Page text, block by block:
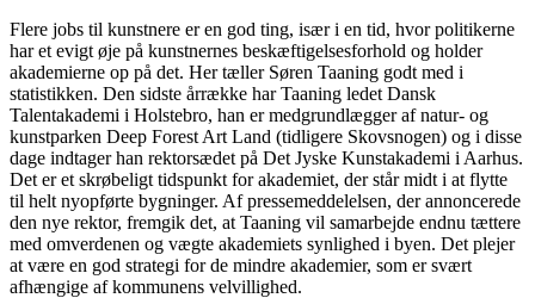
Flere jobs til kunstnere er en god ting, især i en tid, hvor politikerne
har et evigt øje på kunstnernes beskæftigelsesforhold og holder
akademierne op på det. Her tæller Søren Taaning godt med i
statistikken. Den sidste årrække har Taaning ledet Dansk
Talentakademi i Holstebro, han er medgrundlægger af natur- og
kunstparken Deep Forest Art Land (tidligere Skovsnogen) og i disse
dage indtager han rektorsædet på Det Jyske Kunstakademi i Aarhus.
Det er et skrøbeligt tidspunkt for akademiet, der står midt i at flytte
til helt nyopførte bygninger. Af pressemeddelelsen, der annoncerede
den nye rektor, fremgik det, at Taaning vil samarbejde endnu tættere
med omverdenen og vægte akademiets synlighed i byen. Det plejer
at være en god strategi for de mindre akademier, som er svært
afhængige af kommunens velvillighed.